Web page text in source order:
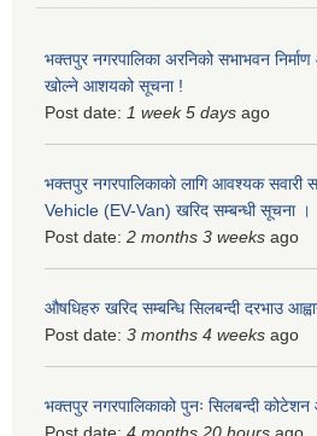
भक्तपुर नगरपालिका अरनिको सभाभवन
खोल्ने आशयको सूचना !
Post date: 1 week 5 days ago
भक्तपुर नगरपालिकाकाे लागि आवश्यक
Vehicle (EV-Van) खरिद सम्बन्धी सूचना ।
Post date: 2 months 3 weeks ago
औषधिहरु खरिद सम्बन्धि सिलबन्दी दरभाउ
Post date: 3 months 4 weeks ago
भक्तपुर नगरपालिकाको पुनः सिलबन्दी कोटेशन